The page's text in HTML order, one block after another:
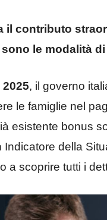
il contributo
le modalità
2025, il governo
le famiglie nel
esistente bonus
Indicatore della
a scoprire tutti i